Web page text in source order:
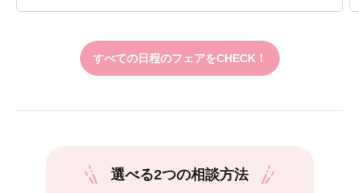
すべての日程のフェアをCHECK！
選べる2つの相談方法